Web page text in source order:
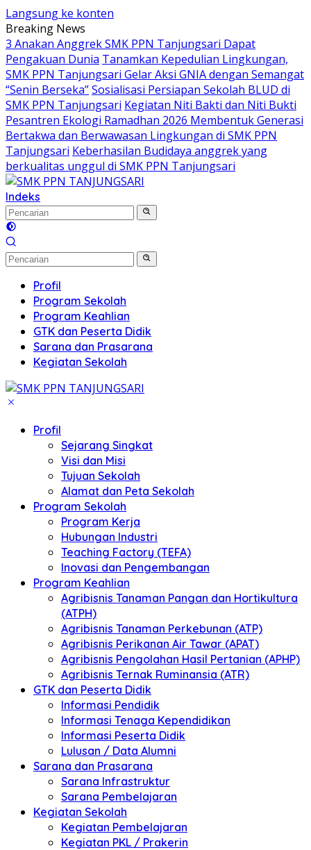
Langsung ke konten
Breaking News
3 Anakan Anggrek SMK PPN Tanjungsari Dapat
Pengakuan Dunia Tanamkan Kepedulian Lingkungan,
SMK PPN Tanjungsari Gelar Aksi GNIA dengan Semangat
“Senin Berseka”Sosialisasi Persiapan Sekolah BLUD di
SMK PPN Tanjungsari Kegiatan Niti Bakti dan Niti Bukti
Pesantren Ekologi Ramadhan 2026 Membentuk Generasi
Bertakwa dan Berwawasan Lingkungan di SMK PPN
Tanjungsari Keberhasilan Budidaya anggrek yang
berkualitas unggul di SMK PPN Tanjungsari
Indeks
Profil
Program Sekolah
Program Keahlian
GTK dan Peserta Didik
Sarana dan Prasarana
Kegiatan Sekolah
Profil
Sejarang Singkat
Visi dan Misi
Tujuan Sekolah
Alamat dan Peta Sekolah
Program Sekolah
Program Kerja
Hubungan Industri
Teaching Factory (TEFA)
Inovasi dan Pengembangan
Program Keahlian
Agribisnis Tanaman Pangan dan Hortikultura
(ATPH)
Agribisnis Tanaman Perkebunan (ATP)
Agribisnis Perikanan Air Tawar (APAT)
Agribisnis Pengolahan Hasil Pertanian (APHP)
Agribisnis Ternak Ruminansia (ATR)
GTK dan Peserta Didik
Informasi Pendidik
Informasi Tenaga Kependidikan
Informasi Peserta Didik
Lulusan / Data Alumni
Sarana dan Prasarana
Sarana Infrastruktur
Sarana Pembelajaran
Kegiatan Sekolah
Kegiatan Pembelajaran
Kegiatan PKL / Prakerin